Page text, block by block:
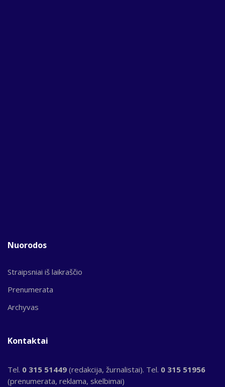
Nuorodos
Straipsniai iš laikraščio
Prenumerata
Archyvas
Kontaktai
Tel. 0 315 51449 (redakcija, žurnalistai). Tel. 0 315 51956
(prenumerata, reklama, skelbimai)